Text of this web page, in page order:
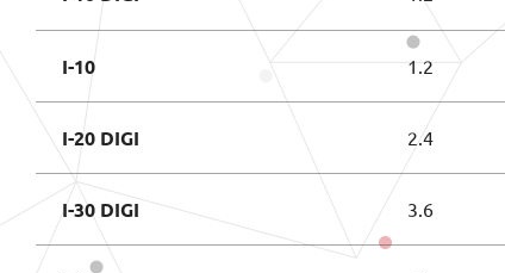
I-10 1.2
I-20 DIGI 2.4
I-30 DIGI 3.6